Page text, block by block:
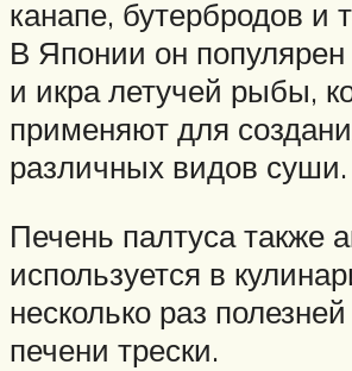
канапе, бутербродов и
В Японии он популярен
и икра летучей рыбы,
применяют для
различных видов суши.
Печень палтуса также
используется в
несколько раз
печени трески.